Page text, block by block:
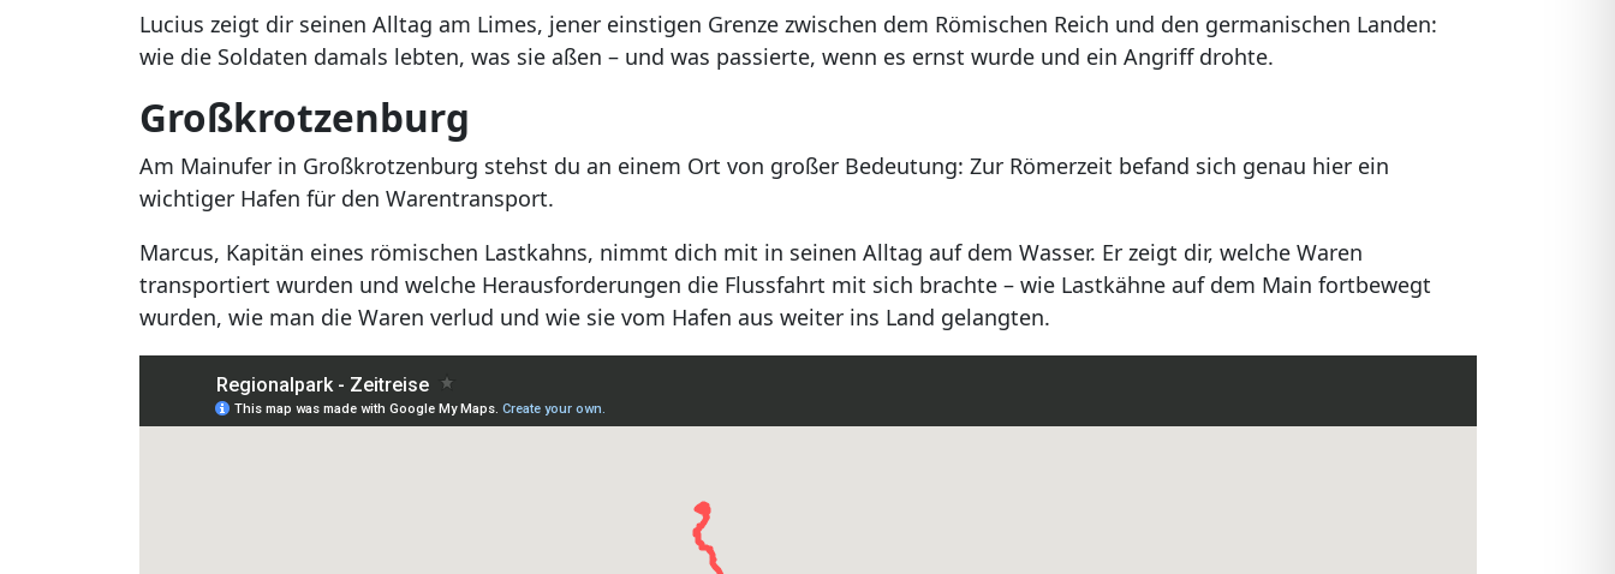
Lucius zeigt dir seinen Alltag am Limes, jener einstigen Grenze zwischen dem Römischen Reich und den germanischen Landen:
wie die Soldaten damals lebten, was sie aßen – und was passierte, wenn es ernst wurde und ein Angriff drohte.
Großkrotzenburg
Am Mainufer in Großkrotzenburg stehst du an einem Ort von großer Bedeutung: Zur Römerzeit befand sich genau hier ein
wichtiger Hafen für den Warentransport.
Marcus, Kapitän eines römischen Lastkahns, nimmt dich mit in seinen Alltag auf dem Wasser. Er zeigt dir, welche Waren
transportiert wurden und welche Herausforderungen die Flussfahrt mit sich brachte – wie Lastkähne auf dem Main fortbewegt
wurden, wie man die Waren verlud und wie sie vom Hafen aus weiter ins Land gelangten.